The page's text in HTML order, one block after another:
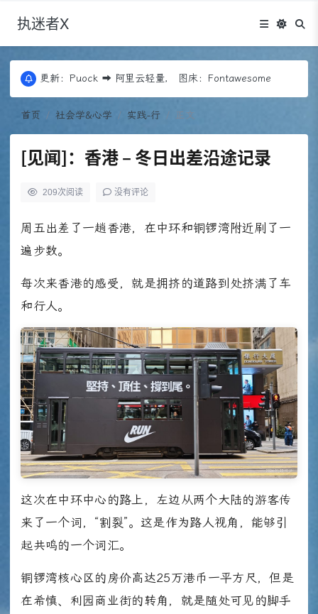
执迷者X
更新：Puock ➡ 阿里云轻量， 图床：Fontawesome
近期优化：Edgeone+COS存储+回源，Codex
更新：Puock ➡ 阿里云轻量， 图床：Fontawesome
近期优化：Edgeone+COS存储+回源，Codex
首页 社会学&心学 实践-行 正文
[见闻]：香港 – 冬日出差沿途记录
209次阅读 没有评论
周五出差了一趟香港，在中环和铜锣湾附近刷了一
遍步数。
每次来香港的感受，就是拥挤的道路到处挤满了车
和行人。
这次在中环中心的路上，左边从两个大陆的游客传
来了一个词，“割裂”。这是作为路人视角，能够引
起共鸣的一个词汇。
铜锣湾核心区的房价高达25万港币一平方尺，但是
在希慎、利园商业街的转角，就是随处可见的脚手